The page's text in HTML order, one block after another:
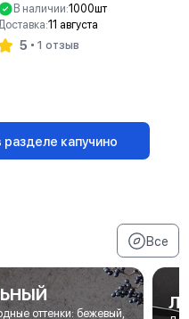
В наличии:1000шт
Доставка:11 августа
5 1 отзыв
капучино
Все
оттенки: бежевый,